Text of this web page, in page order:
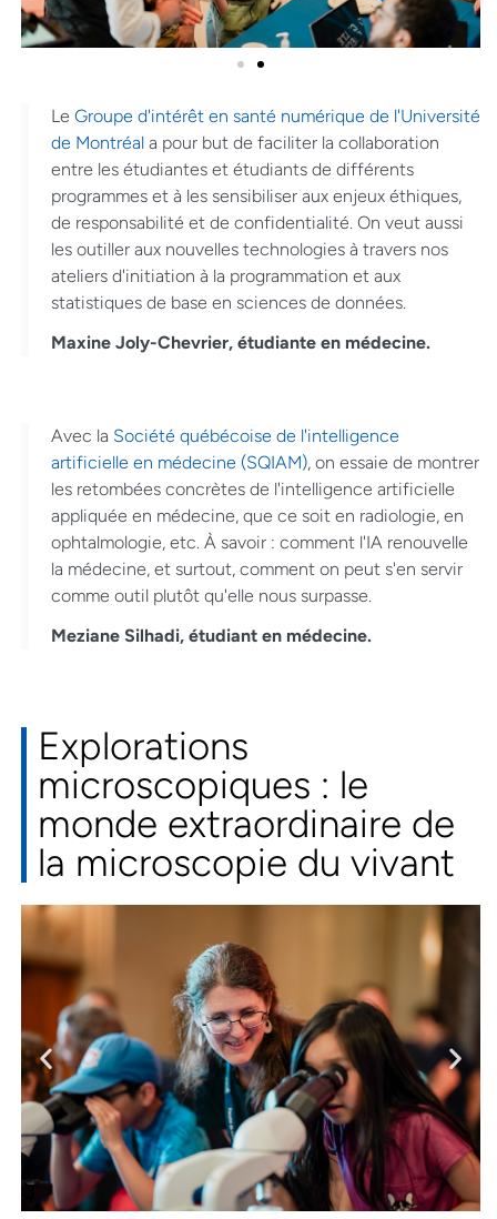
Le Groupe d'intérêt en santé numérique de l'Université
de Montréal a pour but de faciliter la collaboration
entre les étudiantes et étudiants de différents
programmes et à les sensibiliser aux enjeux éthiques,
de responsabilité et de confidentialité. On veut aussi
les outiller aux nouvelles technologies à travers nos
ateliers d'initiation à la programmation et aux
statistiques de base en sciences de données.
Maxine Joly-Chevrier, étudiante en médecine.
Avec la Société québécoise de l'intelligence
artificielle en médecine (SQIAM), on essaie de montrer
les retombées concrètes de l'intelligence artificielle
appliquée en médecine, que ce soit en radiologie, en
ophtalmologie, etc. À savoir : comment l'IA renouvelle
la médecine, et surtout, comment on peut s'en servir
comme outil plutôt qu'elle nous surpasse.
Meziane Silhadi, étudiant en médecine.
Explorations
microscopiques : le
monde extraordinaire de
la microscopie du vivant